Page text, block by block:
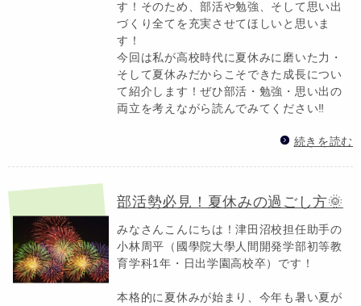
す！そのため、部活や勉強、そして思い出
づくり全てを充実させてほしいと思いま
す！
今回は私が高校時代に夏休みに磨いた力・
そして夏休みだからこそできた成長につい
て紹介します！ぜひ部活・勉強・思い出の
両立を考えながら読んでみてください‼️
続きを読む
部活勢必見！夏休みの過ごし方🌞
みなさんこんにちは！津田沼校担任助手の
小林周平（國學院大學人間開発学部初等教
育学科1年・日出学園高校卒）です！
本格的に夏休みが始まり、今年も暑い夏が